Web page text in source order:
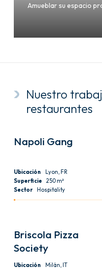
Amueblar su espacio
Nuestro
restaurantes
Napoli Gang
Ubicación
Lyon, FR
Superficie
250 m²
Sector
Hospitality
Briscola Pizza
Society
Ubicación
Milán, IT